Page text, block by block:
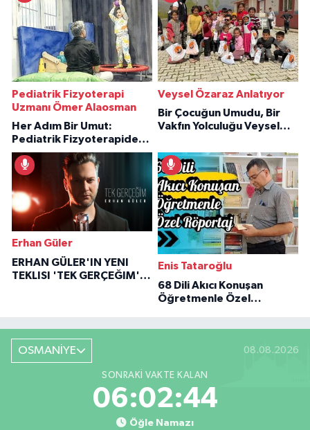
Pediatrik Fizyoterapi
Uzmanı Ömer Alaosman
Her Adım Bir Umut:
Pediatrik Fizyoterapiden
İlham Veren Hikâyeler
Veysel Özaraz Anlatıyor
Bir Çocuğun Umudu, Bir
Vakfın Yolculuğu Veysel
Erhan Güler
ERHAN GÜLER'IN YENI
TEKLISI 'TEK GERÇEĞIM'LE
Enis Tataroğlu
68 Dili Akıcı Konuşan
Öğretmenle Özel
OSMANİYE 08.08.2026
SONRAKI VAKTE KALAN
06:02:43
Öğle Namazı